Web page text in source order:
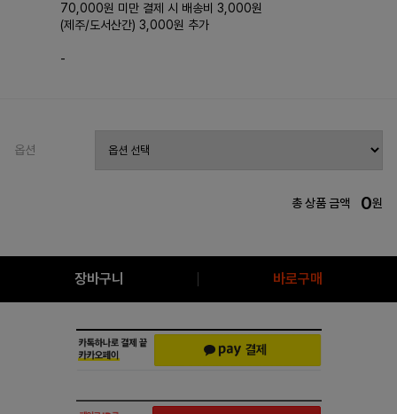
70,000원 미만 결제 시 배송비 3,000원
(제주/도서산간) 3,000원 추가
-
옵션
총 상품 금액 0원
장바구니 바로구매